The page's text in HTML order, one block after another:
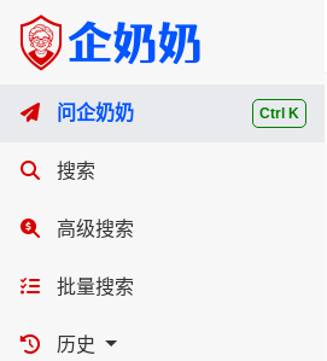
Ctrl K
问企奶奶
搜索
高级搜索
批量搜索
历史